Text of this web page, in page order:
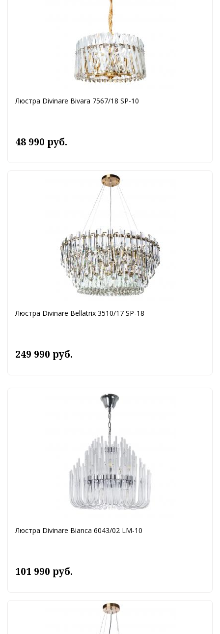
Люстра Divinare Bivara 7567/18 SP-10
48 990 руб.
Люстра Divinare Bellatrix 3510/17 SP-18
249 990 руб.
Люстра Divinare Bianca 6043/02 LM-10
101 990 руб.